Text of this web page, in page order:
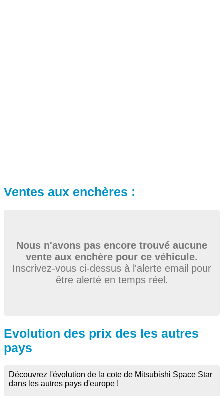
Ventes aux enchères :
Nous n'avons pas encore trouvé aucune
vente aux enchère pour ce véhicule.
Inscrivez-vous ci-dessus à l'alerte email pour
être alerté en temps réel.
Evolution des prix des les autres
pays
Découvrez l'évolution de la cote de Mitsubishi Space Star
dans les autres pays d'europe !